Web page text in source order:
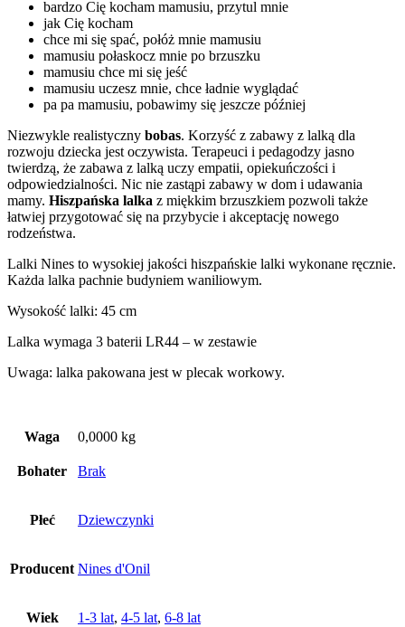
bardzo Cię kocham mamusiu, przytul mnie
jak Cię kocham
chce mi się spać, połóż mnie mamusiu
mamusiu połaskocz mnie po brzuszku
mamusiu chce mi się jeść
mamusiu uczesz mnie, chce ładnie wyglądać
pa pa mamusiu, pobawimy się jeszcze później
Niezwykle realistyczny bobas. Korzyść z zabawy z lalką dla
rozwoju dziecka jest oczywista. Terapeuci i pedagodzy jasno
twierdzą, że zabawa z lalką uczy empatii, opiekuńczości i
odpowiedzialności. Nic nie zastąpi zabawy w dom i udawania
mamy. Hiszpańska lalka z miękkim brzuszkiem pozwoli także
łatwiej przygotować się na przybycie i akceptację nowego
rodzeństwa.
Lalki Nines to wysokiej jakości hiszpańskie lalki wykonane ręcznie.
Każda lalka pachnie budyniem waniliowym.
Wysokość lalki: 45 cm
Lalka wymaga 3 baterii LR44 – w zestawie
Uwaga: lalka pakowana jest w plecak workowy.
Waga 0,0000 kg
Bohater Brak
Płeć Dziewczynki
Producent Nines d'Onil
Wiek 1-3 lat, 4-5 lat, 6-8 lat